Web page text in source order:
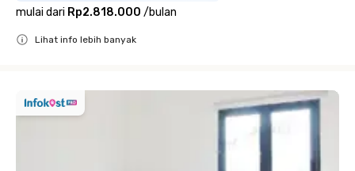
mulai dari Rp2.818.000 /bulan
Lihat info lebih banyak